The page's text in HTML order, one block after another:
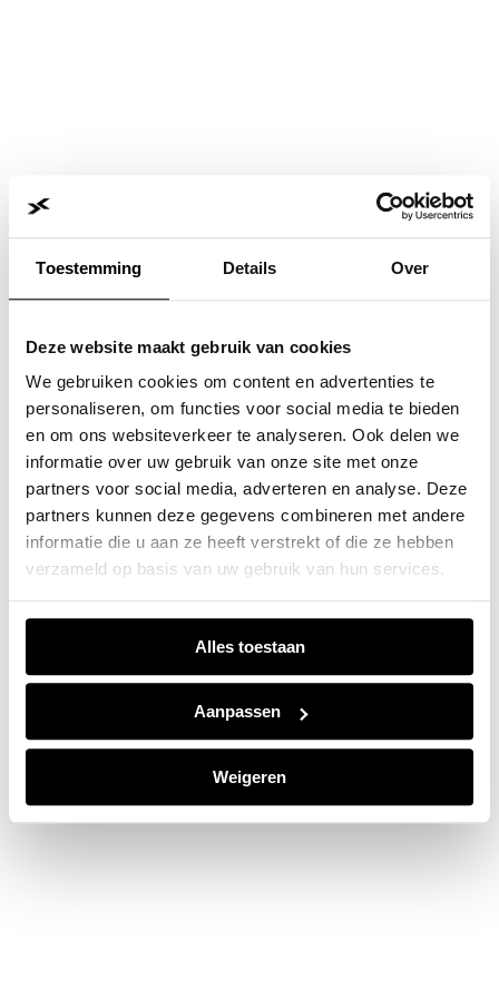
Toestemming Details Over
Deze website maakt gebruik van cookies
We gebruiken cookies om content en advertenties te
personaliseren, om functies voor social media te bieden
en om ons websiteverkeer te analyseren. Ook delen we
informatie over uw gebruik van onze site met onze
partners voor social media, adverteren en analyse. Deze
partners kunnen deze gegevens combineren met andere
informatie die u aan ze heeft verstrekt of die ze hebben
verzameld op basis van uw gebruik van hun services.
Alles toestaan
Aanpassen
Weigeren
Application error: a client-side exception has occurred while
loadingwww.jvk.nl(see the browser consolefor more
information).